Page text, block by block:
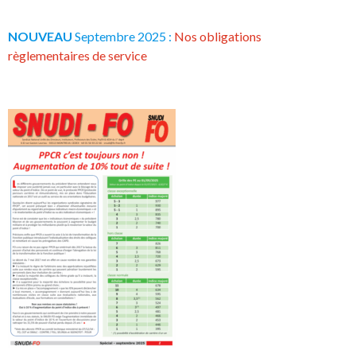
NOUVEAU Septembre 2025 : Nos obligations
règlementaires de service